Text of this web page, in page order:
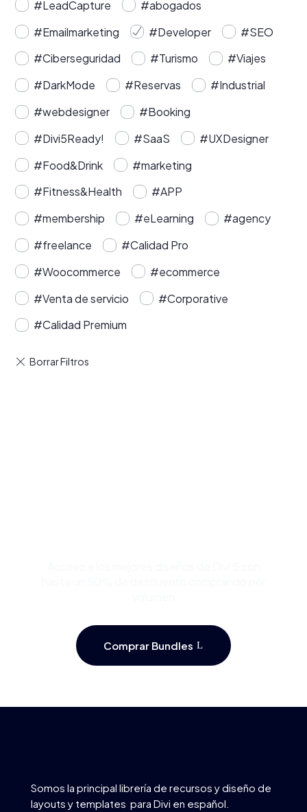
#LeadCapture
#abogados
#Emailmarketing
#Developer
#SEO
#Ciberseguridad
#Turismo
#Viajes
#DarkMode
#Reservas
#Industrial
#webdesigner
#Booking
#Divi5Ready!
#SaaS
#UXDesigner
#Food&Drink
#marketing
#Fitness&Health
#APP
#membership
#eLearning
#agency
#freelance
#Calidad Pro
#Woocommerce
#ecommerce
#Venta de servicio
#Corporative
#Calidad Premium
Comprar Bundles
Somos la principal librería de recursos y diseño de
layouts y templates para Divi en español.